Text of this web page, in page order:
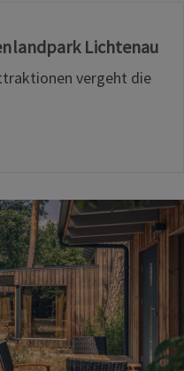
Lichtenau
vergeht die